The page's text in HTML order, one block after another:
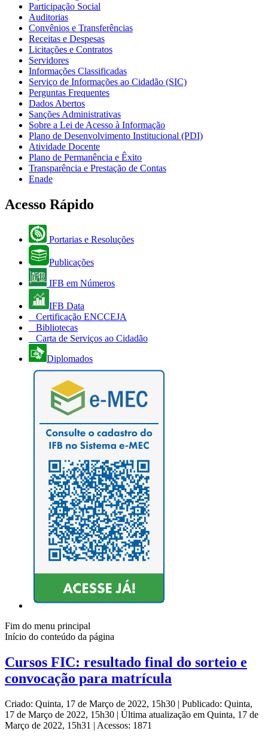
Participação Social
Auditorias
Convênios e Transferências
Receitas e Despesas
Licitações e Contratos
Servidores
Informações Classificadas
Serviço de Informações ao Cidadão (SIC)
Perguntas Frequentes
Dados Abertos
Sanções Administrativas
Sobre a Lei de Acesso à Informação
Plano de Desenvolvimento Institucional (PDI)
Atividade Docente
Plano de Permanência e Êxito
Transparência e Prestação de Contas
Enade
Acesso Rápido
Portarias e Resoluções
Publicações
IFB em Números
IFB Data
Certificação ENCCEJA
Bibliotecas
Carta de Serviços ao Cidadão
Diplomados
Fim do menu principal
Início do conteúdo da página
Cursos FIC: resultado final do sorteio e
convocação para matrícula
Criado: Quinta, 17 de Março de 2022, 15h30 | Publicado: Quinta,
17 de Março de 2022, 15h30 | Última atualização em Quinta, 17 de
Março de 2022, 15h31 | Acessos: 1871